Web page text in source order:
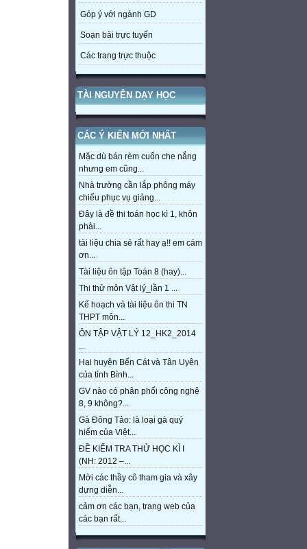
Góp ý với ngành GD
Soạn bài trực tuyến
Các trang trực thuộc
TÀI NGUYÊN DẠY HỌC
CÁC Ý KIẾN MỚI NHẤT
Mặc dù bán rèm cuốn che nắng
nhưng em cũng...
Nhà trường cần lắp phông máy
chiếu phục vụ giảng...
Đây là đề thi toán học kì 1, khôn
phải...
tài liệu chia sẻ rất hay ạ!! em cám
ơn...
Tài liệu ôn tập Toán 8 (hay)...
Thi thử môn Vật lý_lần 1 ...
Kế hoạch và tài liệu ôn thi TN
THPT môn...
ÔN TẬP VẬT LÝ 12_HK2_2014
...
Hai huyện Bến Cát và Tân Uyên
của tỉnh Bình...
GV nào có phân phối công nghệ
8, 9 không?...
Gà Đông Tảo: là loại gà quý
hiếm của Việt...
ĐỀ KIỂM TRA THỬ HỌC KÌ I
(NH: 2012 –...
Mời các thầy cô tham gia và xây
dựng diễn...
cảm ơn các bạn, trang web của
các bạn rất...